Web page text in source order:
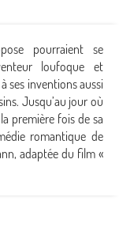
pourraient se
loufoque et
ses inventions aussi
Jusqu’au jour où
première fois de sa
romantique de
adaptée du film «